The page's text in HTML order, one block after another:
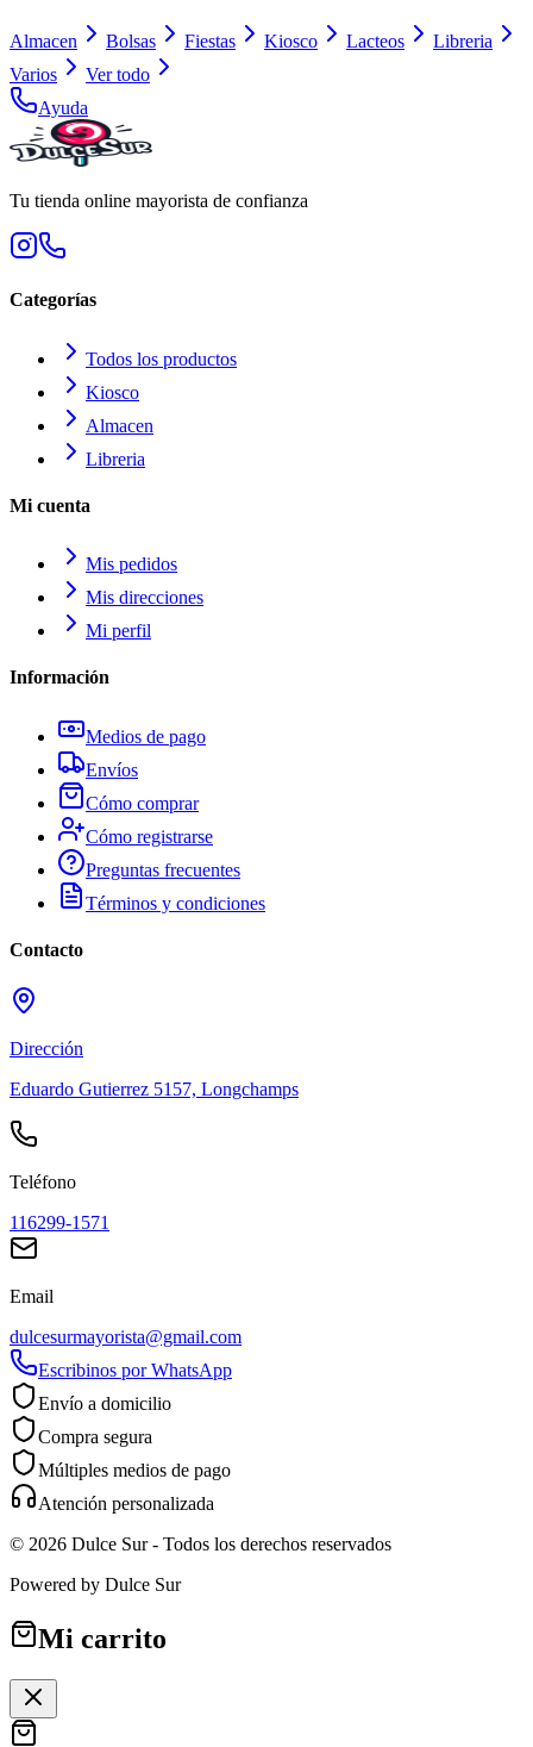
Almacen Bolsas Fiestas Kiosco Lacteos
Libreria
Varios
Ver todo
Ayuda
Tu tienda online mayorista de confianza
Categorías
Todos los productos
Kiosco
Almacen
Libreria
Mi cuenta
Mis pedidos
Mis direcciones
Mi perfil
Información
Medios de pago
Envíos
Cómo comprar
Cómo registrarse
Preguntas frecuentes
Términos y condiciones
Contacto
Dirección
Eduardo Gutierrez 5157, Longchamps
Teléfono
116299-1571
Email
dulcesurmayorista@gmail.com
Escribinos por WhatsApp
Envío a domicilio
Compra segura
Múltiples medios de pago
Atención personalizada
© 2026 Dulce Sur- Todos los derechos reservados
Powered by Dulce Sur
Mi carrito